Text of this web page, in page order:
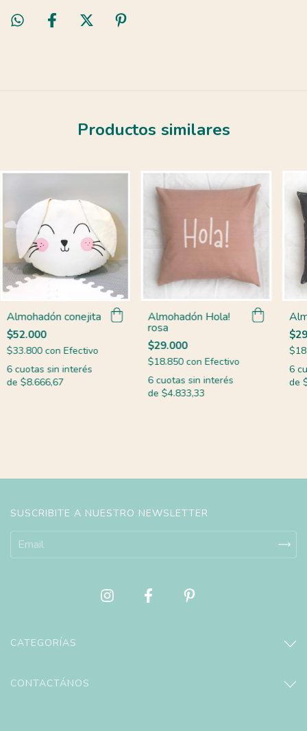
Productos similares
Almohadón conejita
$52.000
$33.800 con Efectivo
6 cuotas sin interés
de $8.666,67
Almohadón Hola!
rosa
$29.000
$18.850 con Efectivo
6 cuotas sin interés
de $4.833,33
6
de
SUSCRIBITE A NUESTRO NEWSLETTER
CATEGORÍAS
CONTACTÁNOS